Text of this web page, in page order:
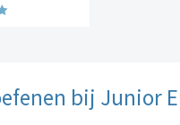
bij Junior